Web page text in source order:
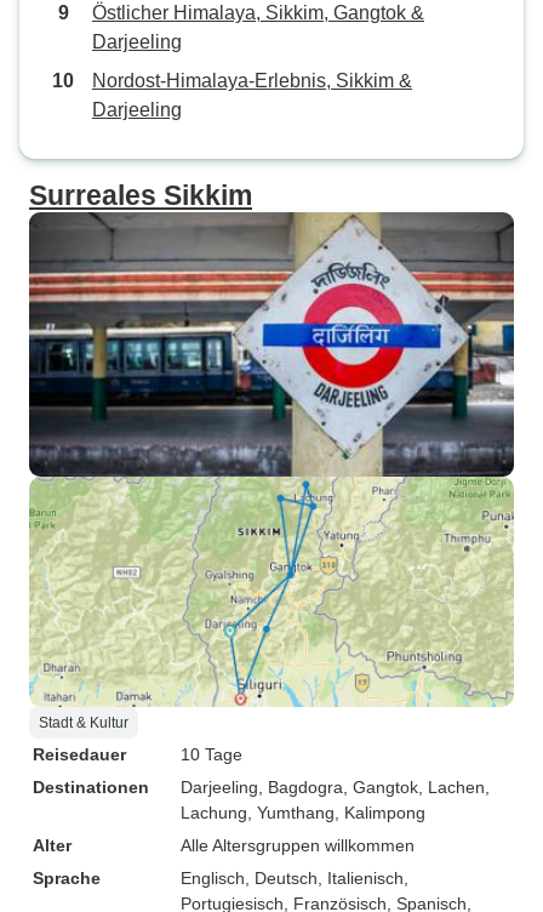
Östlicher Himalaya, Sikkim, Gangtok &
Darjeeling
Nordost-Himalaya-Erlebnis, Sikkim &
Darjeeling
Surreales Sikkim
Stadt & Kultur
Reisedauer
10 Tage
Destinationen
Darjeeling , Bagdogra , Gangtok , Lachen
Lachung , Yumthang , Kalimpong
Alter
Alle Altersgruppen willkommen
Sprache
Englisch, Deutsch, Italienisch,
Portugiesisch, Französisch, Spanisch,